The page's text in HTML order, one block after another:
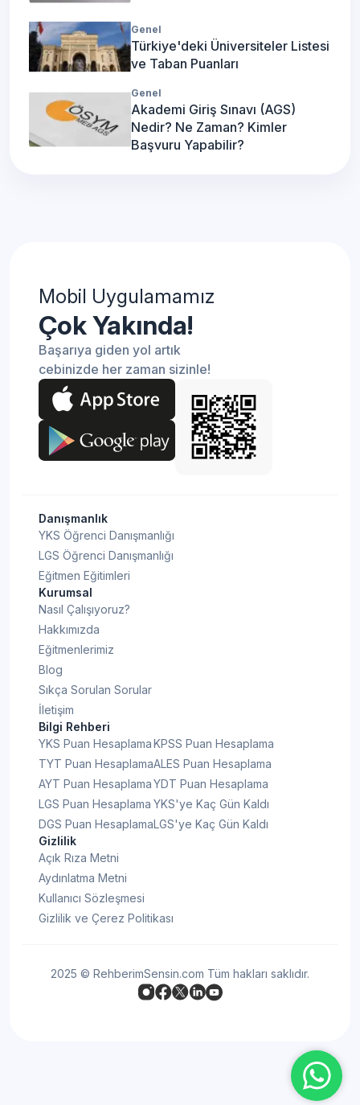
Genel
Türkiye'deki Üniversiteler Listesi
ve Taban Puanları
Genel
Akademi Giriş Sınavı (AGS)
Nedir? Ne Zaman? Kimler
Başvuru Yapabilir?
Mobil Uygulamamız
Çok Yakında!
Başarıya giden yol artık
cebinizde her zaman sizinle!
Danışmanlık
YKS Öğrenci Danışmanlığı
LGS Öğrenci Danışmanlığı
Eğitmen Eğitimleri
Kurumsal
Nasıl Çalışıyoruz?
Hakkımızda
Eğitmenlerimiz
Blog
Sıkça Sorulan Sorular
İletişim
Bilgi Rehberi
YKS Puan Hesaplama
TYT Puan Hesaplama
AYT Puan Hesaplama
LGS Puan Hesaplama
DGS Puan Hesaplama
KPSS Puan Hesaplama
ALES Puan Hesaplama
YDT Puan Hesaplama
YKS'ye Kaç Gün Kaldı
LGS'ye Kaç Gün Kaldı
Gizlilik
Açık Rıza Metni
Aydınlatma Metni
Kullanıcı Sözleşmesi
Gizlilik ve Çerez Politikası
2025 © RehberimSensin.com Tüm hakları saklıdır.